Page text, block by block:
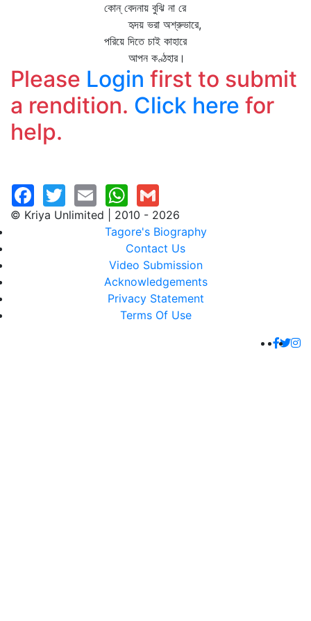
কোন্‌ বেদনায় বুঝি না রে
হৃদয় ভরা অশ্রুভারে,
পরিয়ে দিতে চাই কাহারে
আপন কণ্ঠহার।
Please Login first to submit
a rendition. Click here for
help.
© Kriya Unlimited | 2010 - 2026
Tagore's Biography
Contact Us
Video Submission
Acknowledgements
Privacy Statement
Terms Of Use